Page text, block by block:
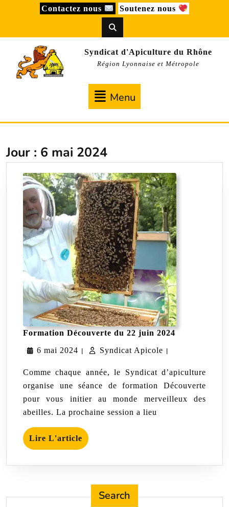
Contactez nous Soutenez nous
Syndicat d'Apiculture du Rhône
Région Lyonnaise et Métropole
Menu
Jour : 6 mai 2024
Formation Découverte du 22 juin 2024Formation
juin
2024
6 mai 2024 6
2024
| Syndicat Apicole Syndicat
|
Comme chaque année, le Syndicat d’apiculture
organise une séance de formation Découverte
pour vous initier au monde merveilleux des
abeilles. La prochaine session a lieu
Lire L'article Lire
L'article
Search